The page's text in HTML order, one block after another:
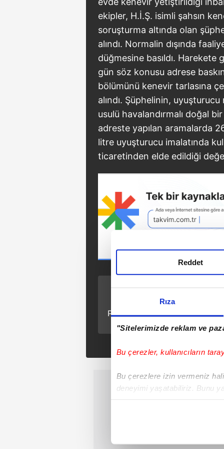
Rıza
"Sitelerimizde reklam ve
Bu çerezler, kullanıcıların
Bu çerezlere izin vermeniz
deneyimi yaşatabiliriz. Bunu
Reddet
ekipler, H.İ.Ş. isimli şahsın
soruşturma altında olan
alındı. Normalin dışında
düğmesine basıldı.
gün söz konusu adrese
bölümünü kenevir tarlasına
alındı. Şüphelinin,
usulü havalandırmalı doğal
adreste yapılan aramalarda
litre uyuşturucu imalatında
ticaretinden elde edildiği
ÖNCEKİ HABER
Hakkari Şemdinli'de
PKK'ya ait mağarada
çok sayıda silah ve
mühimmat ele